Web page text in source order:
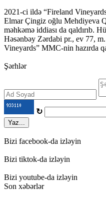
2021-ci ildə “Fireland
Elmar Çingiz oğlu Mehdiyeva
məhkəmə iddiası da qaldırıb.
Həsənbəy Zərdabi pr., ev 77,
Vineyards” MMC-nin hazırda
Şərhlər
↻
Yaz...
Bizi facebook-da izləyin
Bizi tiktok-da izləyin
Bizi youtube-da izləyin
Son xəbərlər